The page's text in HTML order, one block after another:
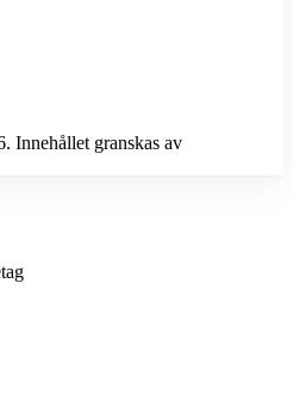
. Innehållet granskas av